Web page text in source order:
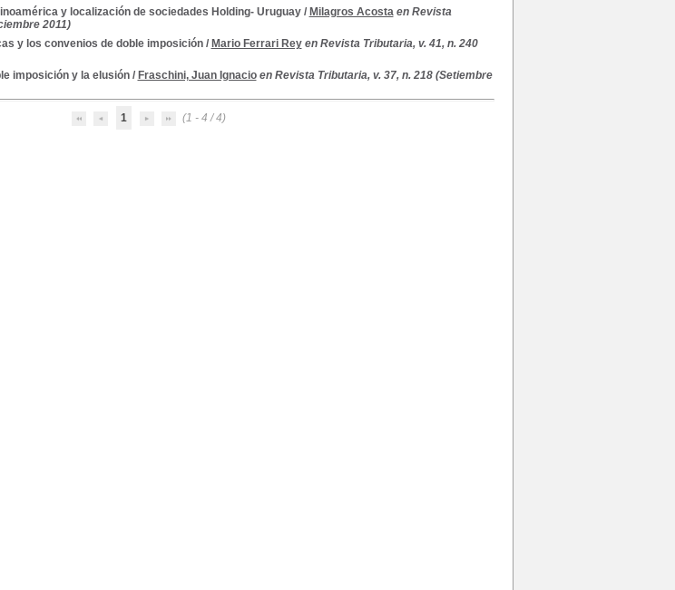
y localización de sociedades Holding- Uruguay/ Milagros Acosta en Revista
2011)
y los convenios de doble imposición/ Mario Ferrari Rey en Revista Tributaria, v. 41, n. 240
imposición y la elusión/ Fraschini, Juan Ignacio en Revista Tributaria, v. 37, n. 218 (Setiembre
1 (1 - 4 / 4)